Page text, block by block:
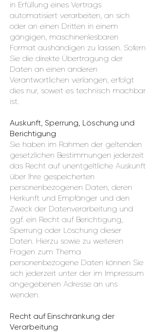
in Erfüllung eines Vertrags
automatisiert verarbeiten, an sich
oder an einen Dritten in einem
gängigen, maschinenlesbaren
Format aushändigen zu lassen. Sofern
Sie die direkte Übertragung der
Daten an einen anderen
Verantwortlichen verlangen, erfolgt
dies nur, soweit es technisch machbar
ist.
Auskunft, Sperrung, Löschung und
Berichtigung
Sie haben im Rahmen der geltenden
gesetzlichen Bestimmungen jederzeit
das Recht auf unentgeltliche Auskunft
über Ihre gespeicherten
personenbezogenen Daten, deren
Herkunft und Empfänger und den
Zweck der Datenverarbeitung und
ggf. ein Recht auf Berichtigung,
Sperrung oder Löschung dieser
Daten. Hierzu sowie zu weiteren
Fragen zum Thema
personenbezogene Daten können Sie
sich jederzeit unter der im Impressum
angegebenen Adresse an uns
wenden.
Recht auf Einschränkung der
Verarbeitung